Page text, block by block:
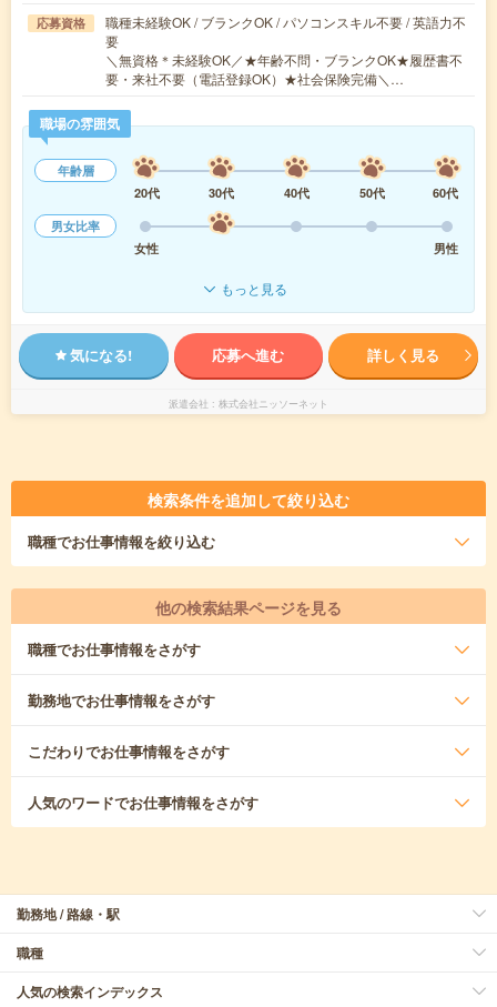
応募資格
職種未経験OK / ブランクOK / パソコンスキル不要 / 英語力不
要
＼無資格＊未経験OK／★年齢不問・ブランクOK★履歴書不
要・来社不要（電話登録OK）★社会保険完備＼…
職場の雰囲気
年齢層
20代
30代 40代 50代
60代
男女比率
女性
男性
もっと見る
気になる! 応募へ進む 詳しく見る
派遣会社 株式会社ニッソーネット
検索条件を追加して絞り込む
職種でお仕事情報を絞り込む
他の検索結果ページを見る
職種でお仕事情報をさがす
勤務地でお仕事情報をさがす
こだわりでお仕事情報をさがす
人気のワードでお仕事情報をさがす
勤務地 / 路線・駅
職種
人気の検索インデックス